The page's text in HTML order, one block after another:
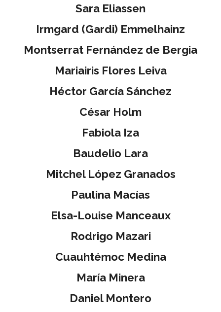
Sara Eliassen
Irmgard (Gardi) Emmelhainz
Montserrat Fernández de Bergia
Mariairis Flores Leiva
Héctor García Sánchez
César Holm
Fabiola Iza
Baudelio Lara
Mitchel López Granados
Paulina Macías
Elsa-Louise Manceaux
Rodrigo Mazari
Cuauhtémoc Medina
María Minera
Daniel Montero